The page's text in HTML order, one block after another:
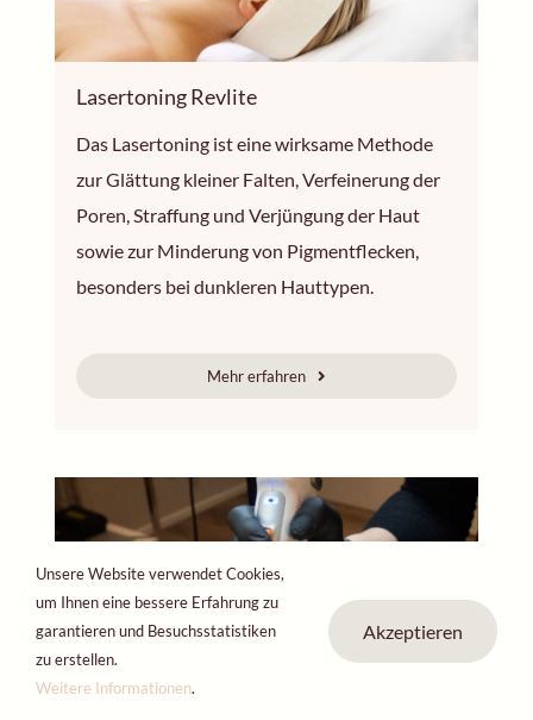
Lasertoning Revlite
Das Lasertoning ist eine wirksame Methode
zur Glättung kleiner Falten, Verfeinerung der
Poren, Straffung und Verjüngung der Haut
sowie zur Minderung von Pigmentflecken,
besonders bei dunkleren Hauttypen.
Mehr erfahren
Unsere Website verwendet Cookies,
um Ihnen eine bessere Erfahrung zu
garantieren und Besuchsstatistiken
zu erstellen.
Weitere Informationen.
Akzeptieren